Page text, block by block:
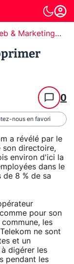
Site web & Marketing Digital
0
nous en favori
a révélé par le
son directoire,
environ d'ici la
dans le
de 8 % de sa
pour son
les
ne sont
et un
digérer les
pendant les